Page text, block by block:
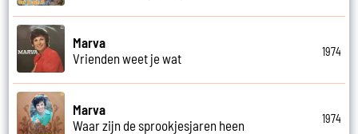
Marva
Vrienden weet je wat
1974
Marva
Waar zijn de sprookjesjaren heen
1974